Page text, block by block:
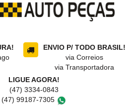
ENVIO P/ TODO BRASIL!
via Correios
via Transportadora
LIGUE AGORA!
(47) 3334-0843
(47) 99187-7305